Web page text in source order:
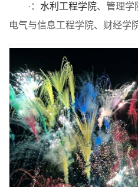
·： 水利工程学院、管理学
电气与信息工程学院、财经学